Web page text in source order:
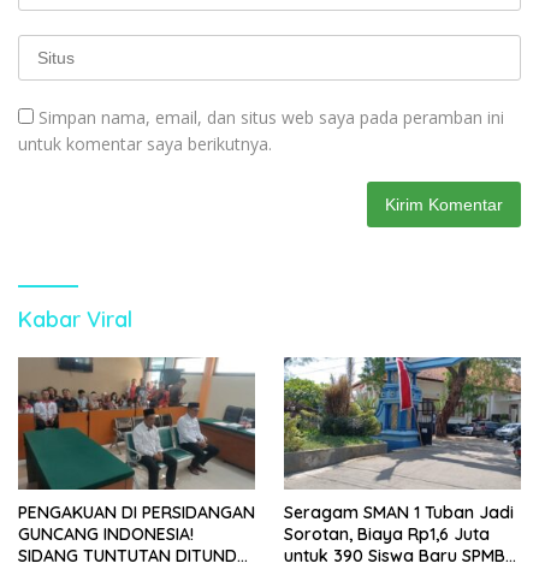
Simpan nama, email, dan situs web saya pada peramban ini
untuk komentar saya berikutnya.
Kabar Viral
PENGAKUAN DI PERSIDANGAN
GUNCANG INDONESIA!
SIDANG TUNTUTAN DITUNDA,
Seragam SMAN 1 Tuban Jadi
Sorotan, Biaya Rp1,6 Juta
untuk 390 Siswa Baru SPMB